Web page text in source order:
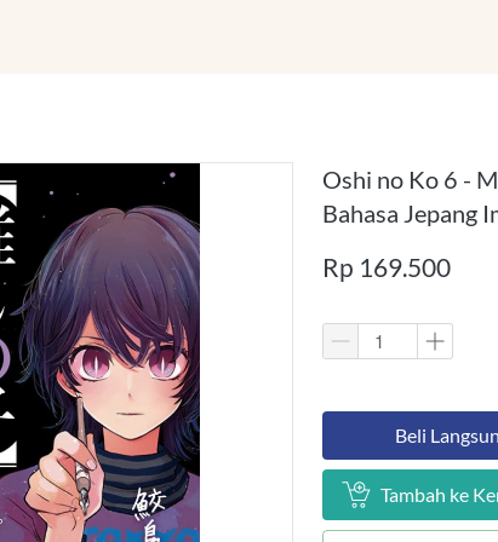
Oshi no Ko 6 -
Bahasa Jepang
Rp 169.500
`Beli
` Tambah ke